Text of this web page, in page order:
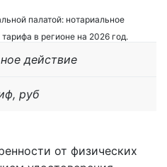
палатой: нотариальное
в регионе на 2026 год.
действие
руб
от физических